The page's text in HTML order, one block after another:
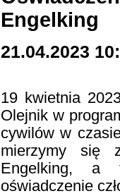
Engelking
21.04.2023
19 kwietnia
Olejnik w
cywilów w
mierzymy się
Engelking, a
oświadczenie